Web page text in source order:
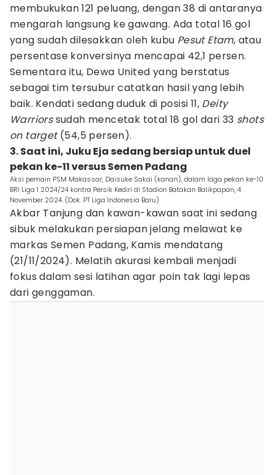
membukukan 121 peluang, dengan 38 di antaranya
mengarah langsung ke gawang. Ada total 16 gol
yang sudah dilesakkan oleh kubu Pesut Etam, atau
persentase konversinya mencapai 42,1 persen.
Sementara itu, Dewa United yang berstatus
sebagai tim tersubur catatkan hasil yang lebih
baik. Kendati sedang duduk di posisi 11, Deity
Warriorssudah mencetak total 18 gol dari 33 shots
on target(54,5 persen).
3. Saat ini, Juku Eja sedang bersiap untuk duel
pekan ke-11 versus Semen Padang
Aksi pemain PSM Makassar, Daisuke Sakai (kanan), dalam laga pekan ke-10
BRI Liga 1 2024/24 kontra Persik Kediri di Stadion Batakan Balikpapan, 4
November 2024. (Dok. PT Liga Indonesia Baru)
Akbar Tanjung dan kawan-kawan saat ini sedang
sibuk melakukan persiapan jelang melawat ke
markas Semen Padang, Kamis mendatang
(21/11/2024). Melatih akurasi kembali menjadi
fokus dalam sesi latihan agar poin tak lagi lepas
dari genggaman.